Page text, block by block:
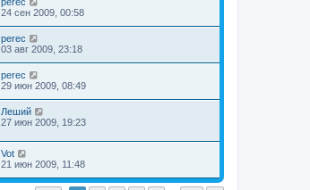
24 сен 2009, 00:58
perec
03 авг 2009, 23:18
perec
29 июн 2009, 08:49
Леший
27 июн 2009, 19:23
Vot
21 июн 2009, 11:48